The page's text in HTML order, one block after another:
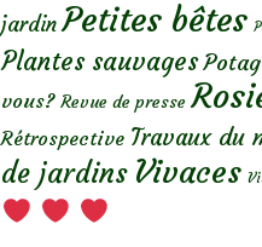
jardin Petites bêtes
Plantes sauvages
vous? Revue de presse
Rétrospective Travaux du
de jardins Vivaces